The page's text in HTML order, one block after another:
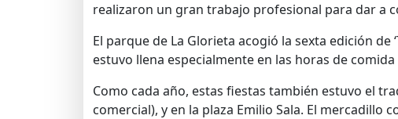
realizaron un gran trabajo profesional para dar a
El parque de La Glorieta acogió la sexta edición de
estuvo llena especialmente en las horas de
Como cada año, estas fiestas también estuvo el
comercial), y en la plaza Emilio Sala. El